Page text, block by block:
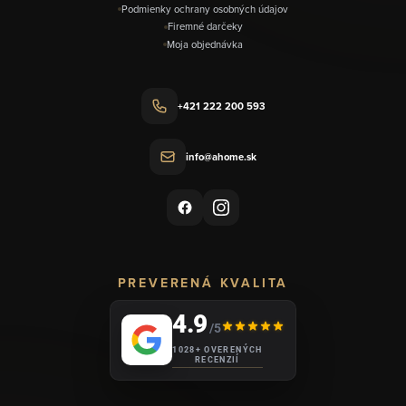
Podmienky ochrany osobných údajov
Firemné darčeky
Moja objednávka
+421 222 200 593
info@ahome.sk
PREVERENÁ KVALITA
4.9/5
1028+ OVERENÝCH
RECENZIÍ